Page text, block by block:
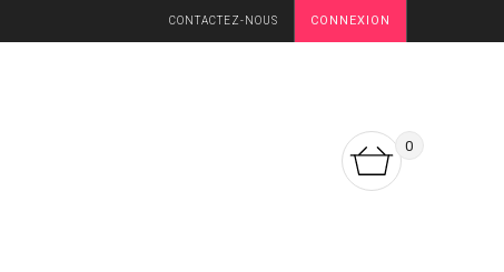
CONNEXION
CONTACTEZ-NOUS
0